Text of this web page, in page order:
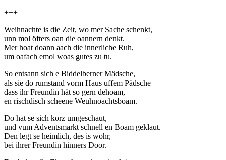
+++
Weihnachte is die Zeit, wo mer Sache schenkt,
unn mol öfters oan die oannern denkt.
Mer hoat doann aach die innerliche Ruh,
um oafach emol woas gutes zu tu.
So entsann sich e Biddelberner Mädsche,
als sie do rumstand vorm Haus uffem Pädsche
dass ihr Freundin hät so gern dehoam,
en rischdisch scheene Weuhnoachtsboam.
Do hat se sich korz umgeschaut,
und vum Adventsmarkt schnell en Boam geklaut.
Den legt se heimlich, des is wohr,
bei ihrer Freundin hinners Door.